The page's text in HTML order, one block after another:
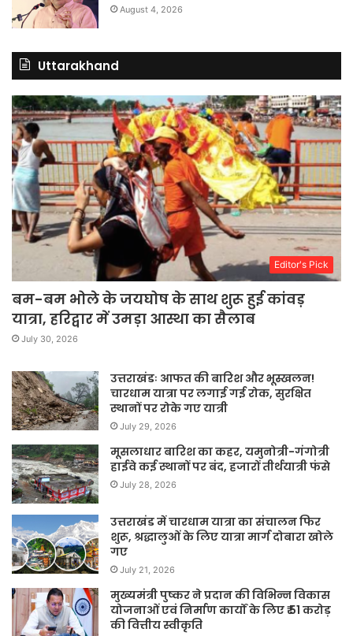
August 4, 2026
Uttarakhand
Editor's Pick
बम-बम भोले के जयघोष के साथ शुरू हुई कांवड़
यात्रा, हरिद्वार में उमड़ा आस्था का सैलाब
July 30, 2026
उत्तराखंडः आफत की बारिश और भूस्खलन!
चारधाम यात्रा पर लगाई गई रोक, सुरक्षित
स्थानों पर रोके गए यात्री
July 29, 2026
मूसलाधार बारिश का कहर, यमुनोत्री-गंगोत्री
हाईवे कई स्थानों पर बंद, हजारों तीर्थयात्री फंसे
July 28, 2026
उत्तराखंड में चारधाम यात्रा का संचालन फिर
शुरू, श्रद्धालुओं के लिए यात्रा मार्ग दोबारा खोले
गए
July 21, 2026
मुख्यमंत्री पुष्कर ने प्रदान की विभिन्न विकास
योजनाओं एवं निर्माण कार्यों के लिए ₹ 51 करोड़
की वित्तीय स्वीकृति